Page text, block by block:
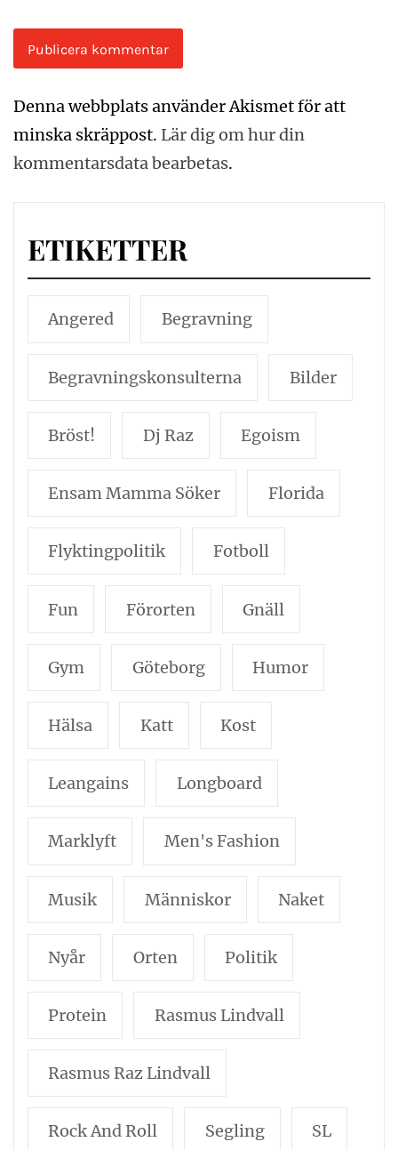
Denna webbplats använder Akismet för att
minska skräppost. Lär dig om hur din
kommentarsdata bearbetas.
ETIKETTER
Angered Begravning
Begravningskonsulterna Bilder
Bröst! Dj Raz Egoism
Ensam Mamma Söker Florida
Flyktingpolitik Fotboll
Fun Förorten Gnäll
Gym Göteborg Humor
Hälsa Katt Kost
Leangains Longboard
Marklyft Men's Fashion
Musik Människor Naket
Nyår Orten Politik
Protein Rasmus Lindvall
Rasmus Raz Lindvall
Rock And Roll Segling SL